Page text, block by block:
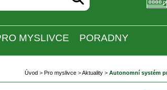
MYSLIVCE PORADNY
Úvod > Pro myslivce >Aktuality > Autonomní systém